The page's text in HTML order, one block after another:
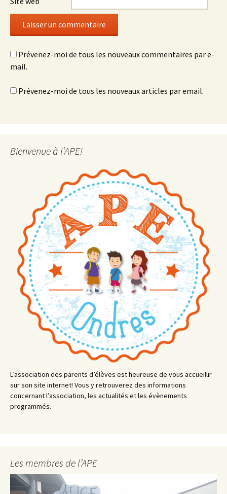
Prévenez-moi de tous les nouveaux commentaires par e-
mail.
Prévenez-moi de tous les nouveaux articles par email.
Bienvenue à l’APE!
L’association des parents d’élèves est heureuse de vous accueillir
sur son site internet! Vous y retrouverez des informations
concernant l’association, les actualités et les évènements
programmés.
Les membres de l’APE